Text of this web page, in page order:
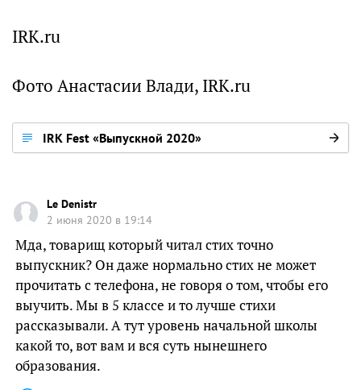
IRK.ru
Фото Анастасии Влади, IRK.ru
IRK Fest «Выпускной 2020»
Le Denistr
2 июня 2020 в 19:14
Мда, товарищ который читал стих точно
выпускник? Он даже нормально стих не может
прочитать с телефона, не говоря о том, чтобы его
выучить. Мы в 5 классе и то лучше стихи
рассказывали. А тут уровень начальной школы
какой то, вот вам и вся суть нынешнего
образования.